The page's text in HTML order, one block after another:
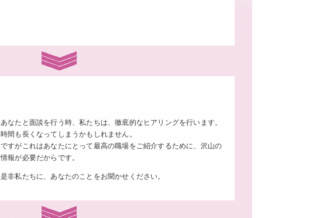
あなたと面談を行う時、私たちは、徹底的なヒアリングを行います。
時間も長くなってしまうかもしれません。
ですがこれはあなたにとって最高の職場をご紹介するために、沢山の
情報が必要だからです。
是非私たちに、あなたのことをお聞かせください。